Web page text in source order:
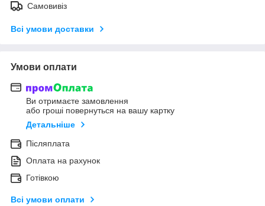
Самовивіз
Всі умови доставки
Умови оплати
Ви отримаєте замовлення
або гроші повернуться на вашу картку
Детальніше
Післяплата
Оплата на рахунок
Готівкою
Всі умови оплати